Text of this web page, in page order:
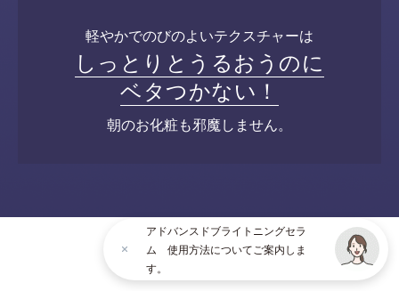
軽やかでのびのよいテクスチャーは
しっとりとうるおうのに
ベタつかない！
朝のお化粧も邪魔しません。
アドバンスドブライトニングセラ
ム 使用方法についてご案内しま
す。